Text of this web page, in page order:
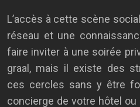
L’accès à cette scène
réseau et une
faire inviter à une soirée
graal, mais il existe des
ces cercles sans y être
concierge de votre hôtel